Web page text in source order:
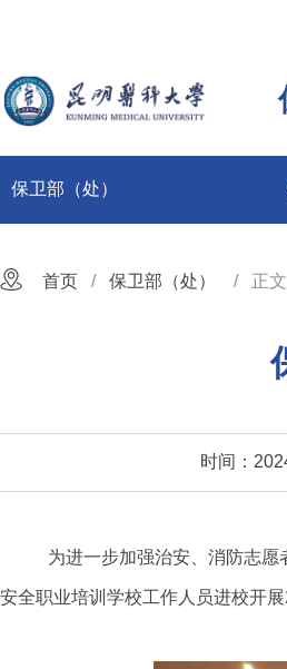
保卫部（处）
首页 保卫部（处） 正文
时间：
为进一步加强治安、消防志
安全职业培训学校工作人员进校开展